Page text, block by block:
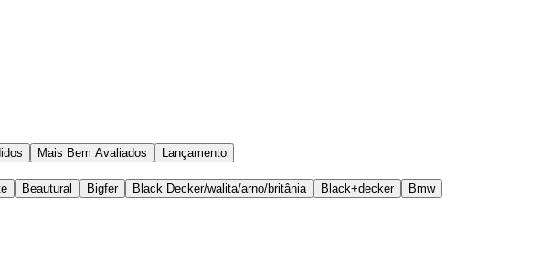
Mais Bem Avaliados Lançamento
Beautural Bigfer Black Decker/walita/arno/britânia Black+decker Bmw